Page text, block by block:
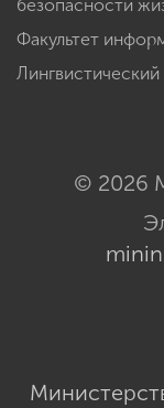
безопасности
Факультет
Лингвистический
© 2026